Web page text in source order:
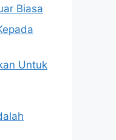
Biasa
Untuk